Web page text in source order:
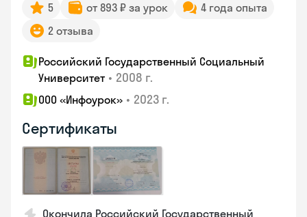
5 от 893 ₽ за урок
4 года опыта
2 отзыва
Российский Государственный Социальный
Университет • 2008 г.
ООО «Инфоурок» • 2023 г.
Сертификаты
Окончила Российский Государственный